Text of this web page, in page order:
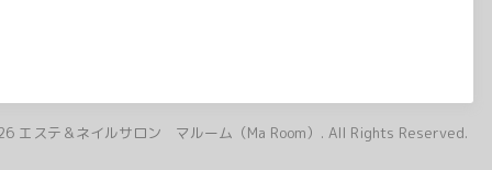
エステ＆ネイルサロン マルーム（Ma Room） . All Rights Reserved.